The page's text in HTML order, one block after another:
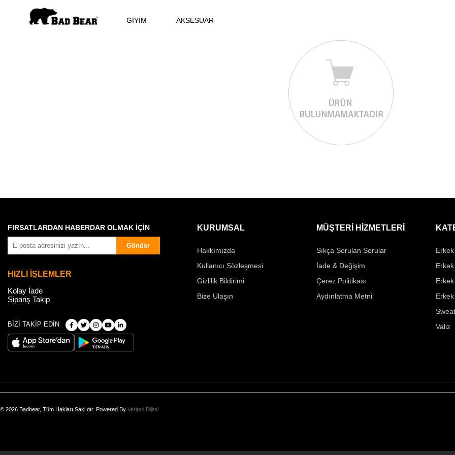
GİYİM AKSESUAR
FIRSATLARDAN HABERDAR OLMAK İÇİN
Gönder
HIZLI İŞLEMLER
Kolay İade
Sipariş Takip
BİZİ TAKİP EDİN
KURUMSAL
Hakkımızda
Kullanıcı Sözleşmesi
Gizlilik Bildirimi
Bize Ulaşın
MÜŞTERİ HİZMETLERİ
Sıkça Sorulan Sorular
İade & Değişim
Çerez Politikası
Aydınlatma Metni
Valiz
© 2026 Badbear, Tüm Hakları Saklıdır. Powered By Veritas Dijital